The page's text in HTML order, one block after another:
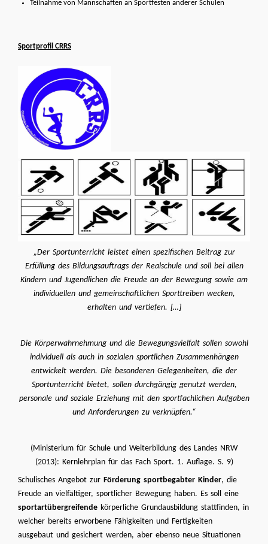
Teilnahme von Mannschaften an Sportfesten anderer Schulen
Sportprofil CRRS
„Der Sportunterricht leistet einen spezifischen Beitrag zur
Erfüllung des Bildungsauftrags der Realschule und soll bei allen
Kindern und Jugendlichen die Freude an der Bewegung sowie am
individuellen und gemeinschaftlichen Sporttreiben wecken,
erhalten und vertiefen. […]
Die Körperwahrnehmung und die Bewegungsvielfalt sollen sowohl
individuell als auch in sozialen sportlichen Zusammenhängen
entwickelt werden. Die besonderen Gelegenheiten, die der
Sportunterricht bietet, sollen durchgängig genutzt werden,
personale und soziale Erziehung mit den sportfachlichen Aufgaben
und Anforderungen zu verknüpfen.“
(Ministerium für Schule und Weiterbildung des Landes NRW
(2013): Kernlehrplan für das Fach Sport. 1. Auflage. S. 9)
Schulisches Angebot zur Förderung sportbegabter Kinder, die
Freude an vielfältiger, sportlicher Bewegung haben. Es soll eine
sportartübergreifende körperliche Grundausbildung stattfinden, in
welcher bereits erworbene Fähigkeiten und Fertigkeiten
ausgebaut und gesichert werden, aber ebenso neue Situationen